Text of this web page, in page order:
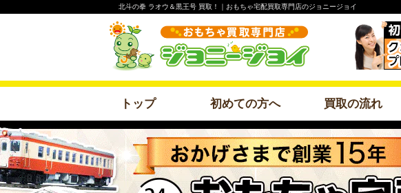
北斗の拳 ラオウ＆黒王号 買取！｜おもちゃ宅配買取専門店のジョニージョイ
トップ 初めての方へ 買取の流れ